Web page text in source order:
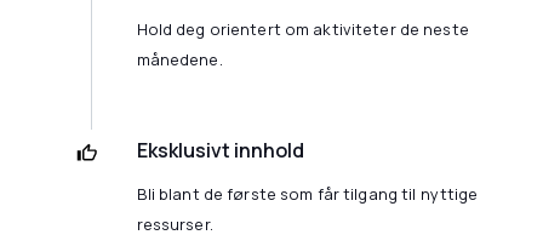
Hold deg orientert om aktiviteter de neste
månedene.
Eksklusivt innhold
Bli blant de første som får tilgang til nyttige
ressurser.